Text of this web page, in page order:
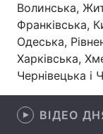
Відео з Youtube
Інтерв'ю
Архів
Контакти
Волинська,
Франківська,
Одеська,
Харківська,
Чернівецька і
ВІДЕО